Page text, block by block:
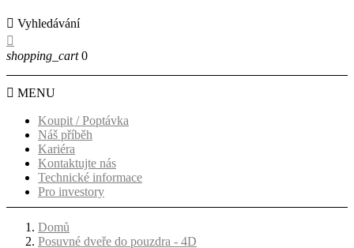
 Vyhledávání

shopping_cart 0
 MENU
Koupit / Poptávka
Náš příběh
Kariéra
Kontaktujte nás
Technické informace
Pro investory
Domů
Posuvné dveře do pouzdra - 4D